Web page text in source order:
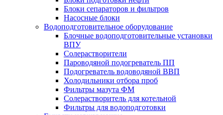
Блоки сепараторов и фильтров
Насосные блоки
Водоподготовительное оборудование
Блочные водоподготовительные установки
ВПУ
Солерастворители
Пароводяной подогреватель ПП
Подогреватель водоводяной ВВП
Холодильники отбора проб
Фильтры мазута ФМ
Солерастворитель для котельной
Фильтры для водоподготовки